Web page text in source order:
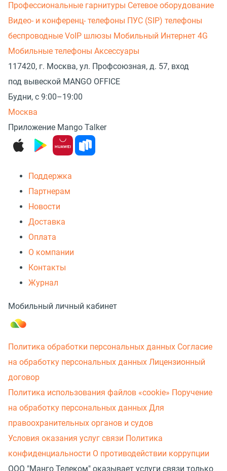
Профессиональные гарнитуры Сетевое оборудование
Видео- и конференц- телефоны ПУС (SIP) телефоны
беспроводные VoIP шлюзы Мобильный Интернет 4G
Мобильные телефоны Аксессуары
117420, г. Москва, ул. Профсоюзная, д. 57, вход
под вывеской MANGO OFFICE
Будни, с 9:00–19:00
Москва
Приложение Mango Talker
Поддержка
Партнерам
Новости
Доставка
Оплата
О компании
Контакты
Журнал
Мобильный личный кабинет
Политика обработки персональных данных Согласие
на обработку персональных данных Лицензионный
договор
Политика использования файлов «cookie» Поручение
на обработку персональных данных Для
правоохранительных органов и судов
Условия оказания услуг связи Политика
конфиденциальности О противодействии коррупции
ООО "Манго Телеком" оказывает услуги связи только